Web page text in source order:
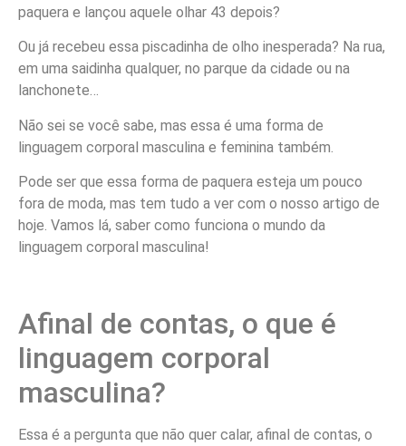
paquera e lançou aquele olhar 43 depois?
Ou já recebeu essa piscadinha de olho inesperada? Na rua,
em uma saidinha qualquer, no parque da cidade ou na
lanchonete…
Não sei se você sabe, mas essa é uma forma de
linguagem corporal masculina e feminina também.
Pode ser que essa forma de paquera esteja um pouco
fora de moda, mas tem tudo a ver com o nosso artigo de
hoje. Vamos lá, saber como funciona o mundo da
linguagem corporal masculina!
Afinal de contas, o que é
linguagem corporal
masculina?
Essa é a pergunta que não quer calar, afinal de contas, o